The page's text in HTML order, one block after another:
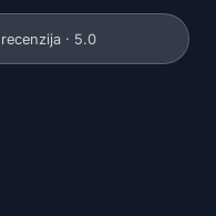
· 5.0